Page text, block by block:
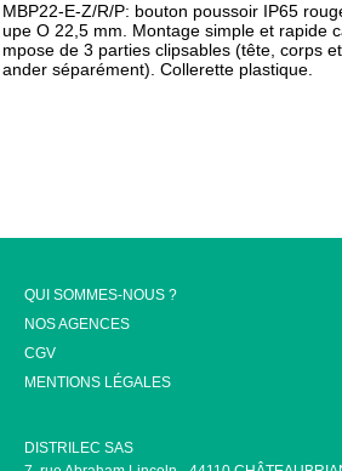
MBP22-E-Z/R/P: bouton poussoir IP65
upe O 22,5 mm. Montage simple et rapide
mpose de 3 parties clipsables (tête, corps
ander séparément). Collerette plastique.
QUI SOMMES-NOUS ?
NOS AGENCES
CGV
MENTIONS LÉGALES
DISTRILEC SAS